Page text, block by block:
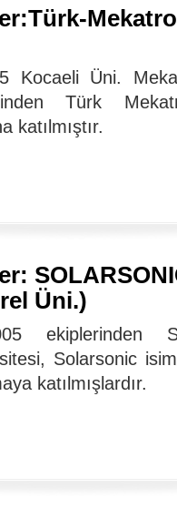
Kocaeli Üni.
Türk
katılmıştır.
Üni.)
ekiplerinden
Solarsonic
katılmışlardır.